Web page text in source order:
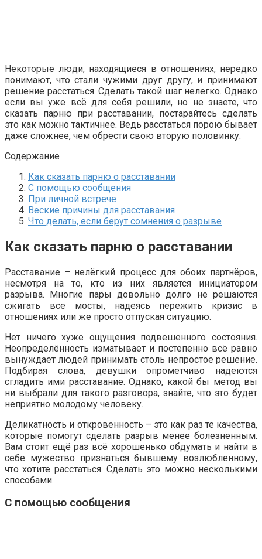
Некоторые люди, находящиеся в отношениях, нередко
понимают, что стали чужими друг другу, и принимают
решение расстаться. Сделать такой шаг нелегко. Однако
если вы уже всё для себя решили, но не знаете, что
сказать парню при расставании, постарайтесь сделать
это как можно тактичнее. Ведь расстаться порою бывает
даже сложнее, чем обрести свою вторую половинку.
Содержание
Как сказать парню о расставании
С помощью сообщения
При личной встрече
Веские причины для расставания
Что делать, если берут сомнения о разрыве
Как сказать парню о расставании
Расставание – нелёгкий процесс для обоих партнёров,
несмотря на то, кто из них является инициатором
разрыва. Многие пары довольно долго не решаются
сжигать все мосты, надеясь пережить кризис в
отношениях или же просто отпуская ситуацию.
Нет ничего хуже ощущения подвешенного состояния.
Неопределённость изматывает и постепенно всё равно
вынуждает людей принимать столь непростое решение.
Подбирая слова, девушки опрометчиво надеются
сгладить ими расставание. Однако, какой бы метод вы
ни выбрали для такого разговора, знайте, что это будет
неприятно молодому человеку.
Деликатность и откровенность – это как раз те качества,
которые помогут сделать разрыв менее болезненным.
Вам стоит ещё раз всё хорошенько обдумать и найти в
себе мужество признаться бывшему возлюбленному,
что хотите расстаться. Сделать это можно несколькими
способами.
С помощью сообщения